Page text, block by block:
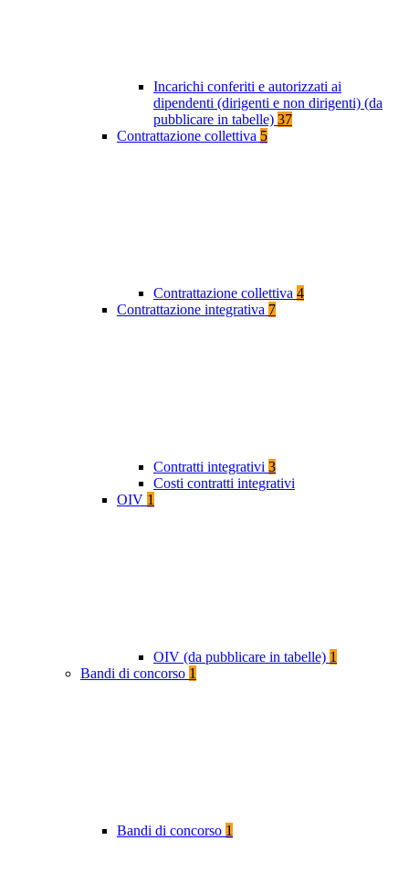
Incarichi conferiti e autorizzati ai
dipendenti (dirigenti e non dirigenti) (da
pubblicare in tabelle) 37
Contrattazione collettiva 5
Contrattazione collettiva 4
Contrattazione integrativa 7
Contratti integrativi 3
Costi contratti integrativi
OIV 1
OIV (da pubblicare in tabelle) 1
Bandi di concorso 1
Bandi di concorso 1